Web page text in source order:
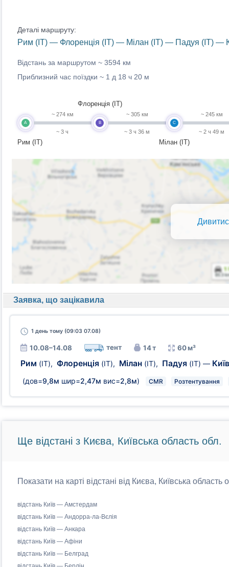
Деталі маршруту:
Рим (IT) — Флоренція (IT) — Мілан (IT) — Падуя (IT) —
Відстань за маршрутом ~ 3594 км
Приблизний час поїздки ~ 1 д 18 ч 20 м
A
Рим (IT)
~ 274 км
~ 3 ч
B
Флоренція (IT)
~ 305 км
~ 3 ч 36 м
C
Мілан (IT)
~ 245 км
~ 2 ч 49 м
Заявка, що зацікавила
1 деньтому (09:03 07.08)
10.08–14.08 тент 14 т 60 м³
Рим (IT), Флоренція (IT), Мілан (IT), Падуя (IT) —
(дов=9,8м шир=2,47м вис=2,8м) CMR Розтентування
Ще відстані з Києва, Київська область обл.
Показати на карті відстані від Києва, Київська
відстань Київ — Амстердам
відстань Київ — Андорра-ла-Вєлія
відстань Київ — Анкара
відстань Київ — Афіни
відстань Київ — Белград